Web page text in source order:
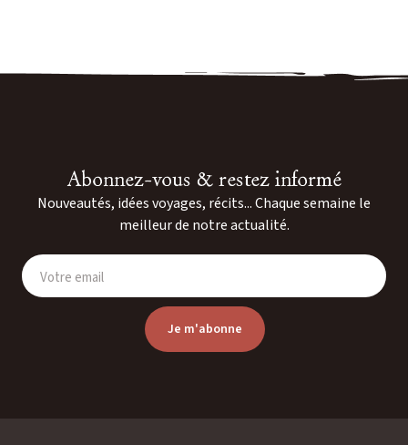
Abonnez-vous & restez informé
Nouveautés, idées voyages, récits... Chaque semaine le
meilleur de notre actualité.
Votre email
Je m'abonne